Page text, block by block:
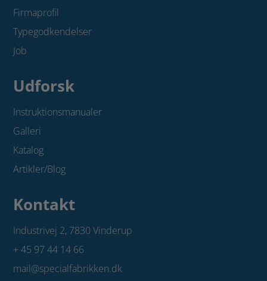
Firmaprofil
Typegodkendelser
Job
Udforsk
Instruktionsmanualer
Galleri
Katalog
Artikler/Blog
Kontakt
Industrivej 2, 7830 Vinderup
+ 45 97 44 14 66
mail@specialfabrikken.dk